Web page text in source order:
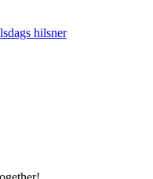
hilsner